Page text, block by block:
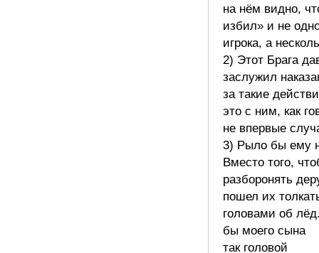
на нём видно,
избил» и не
игрока, а
2) Этот Брага
заслужил
за такие
это с ним, как
не впервые
3) Рыло бы ему
Вместо того,
разборонять
пошел их
головами об
бы моего сына
так головой